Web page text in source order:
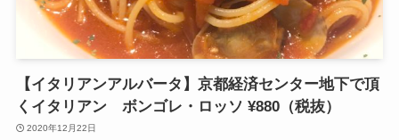
【イタリアンアルバータ】京都経済センター地下で頂
くイタリアン ボンゴレ・ロッソ ¥880（税抜）
2020年12月22日